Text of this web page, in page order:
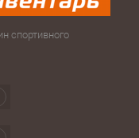
спортивного